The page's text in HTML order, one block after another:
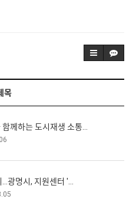
목
께하는 도시재생 소통…
광명시, 지원센터 '…